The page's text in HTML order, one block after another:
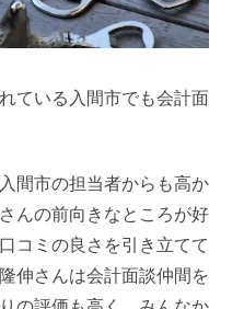
ている入間市でも会計面
間市の担当者からも高か
んの前向きなところが好
コミの良さを引き立てて
伸さんは会計面談仲間を